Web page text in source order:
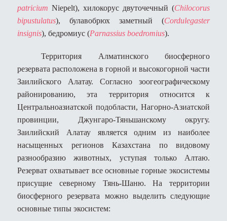
patricium Niepelt), хилокорус двуточечный (Chilocorus
bipustulatus), булавобрюх заметный (Cordulegaster
insignis), бедромиус (Parnassius boedromius).
Территория Алматинского биосферного
резервата расположена в горной и высокогорной части
Заилийского Алатау. Согласно зоогеографическому
районированию, эта территория относится к
Центральноазиатской подобласти, Нагорно-Азиатской
провинции, Джунгаро-Тяньшанскому округу.
Заилийский Алатау является одним из наиболее
насыщенных регионов Казахстана по видовому
разнообразию животных, уступая только Алтаю.
Резерват охватывает все основные горные экосистемы
присущие северному Тянь-Шаню. На территории
биосферного резервата можно выделить следующие
основные типы экосистем: